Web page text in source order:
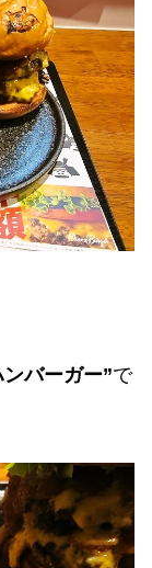
バーガー”で